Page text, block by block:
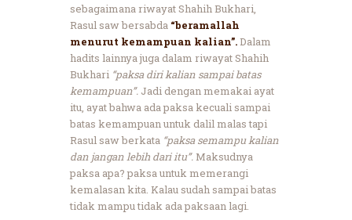
sebagaimana riwayat Shahih Bukhari,
Rasul saw bersabda “beramallah
menurut kemampuan kalian”.Dalam
hadits lainnya juga dalam riwayat Shahih
Bukhari “paksa diri kalian sampai batas
kemampuan”. Jadi dengan memakai ayat
itu, ayat bahwa ada paksa kecuali sampai
batas kemampuan untuk dalil malas tapi
Rasul saw berkata “paksa semampu kalian
dan jangan lebih dari itu”.Maksudnya
paksa apa? paksa untuk memerangi
kemalasan kita. Kalau sudah sampai batas
tidak mampu tidak ada paksaan lagi.